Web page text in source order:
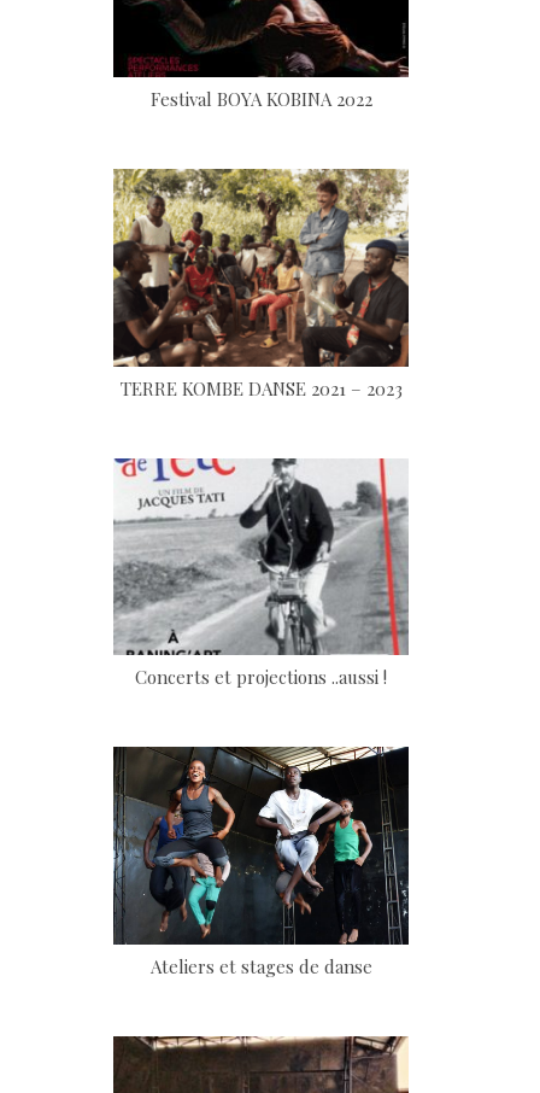
Festival BOYA KOBINA 2022
TERRE KOMBE DANSE 2021 – 2023
Concerts et projections ..aussi !
Ateliers et stages de danse